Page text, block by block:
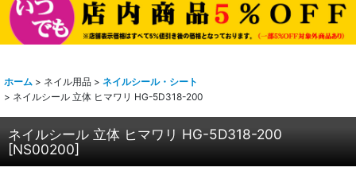
ホーム > ネイル用品 > ネイルシール・シート
> ネイルシール 立体 ヒマワリ HG-5D318-200
ネイルシール 立体 ヒマワリ HG-5D318-200
[NS00200]